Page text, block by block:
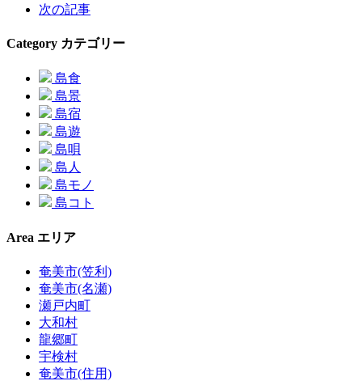
次の記事
Category カテゴリー
島食
島景
島宿
島遊
島唄
島人
島モノ
島コト
Area エリア
奄美市(笠利)
奄美市(名瀬)
瀬戸内町
大和村
龍郷町
宇検村
奄美市(住用)